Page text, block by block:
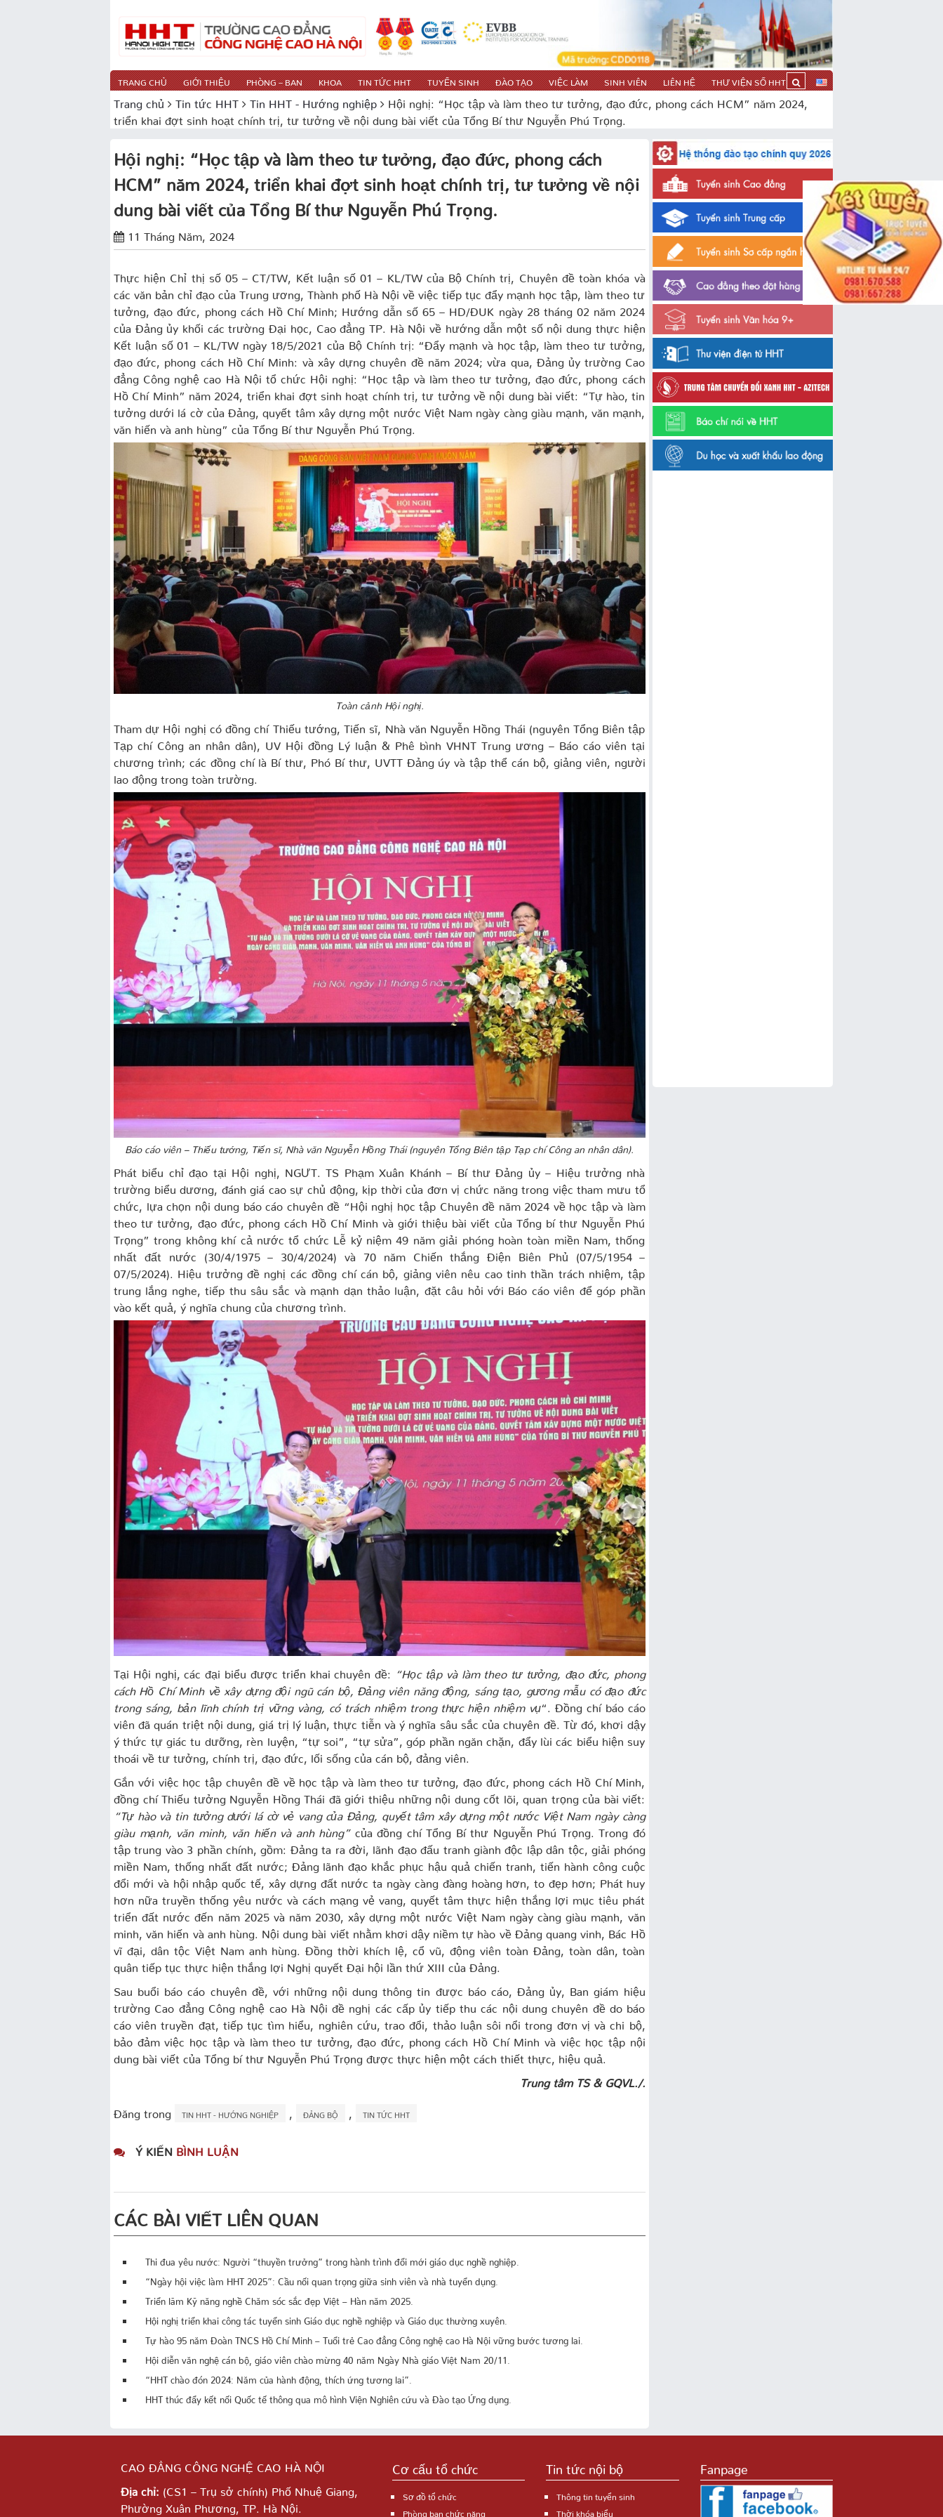
TRANG CHỦ GIỚI THIỆU PHÒNG – BAN KHOA TIN TỨC HHT TUYỂN SINH ĐÀO TẠO VIỆC LÀM SINH VIÊN LIÊN HỆ THƯ VIỆN SỐ HHT
Trang chủ Tin tức HHT Tin HHT - Hướng nghiệp
Hội nghị: “Học tập và làm theo tư tưởng, đạo đức, phong cách HCM” năm 2024,
triển khai đợt sinh hoạt chính trị, tư tưởng về nội dung bài viết của Tổng Bí thư Nguyễn Phú Trọng.
Hội nghị: “Học tập và làm theo tư tưởng, đạo đức, phong cách
HCM” năm 2024, triển khai đợt sinh hoạt chính trị, tư tưởng về nội
dung bài viết của Tổng Bí thư Nguyễn Phú Trọng.
11 Tháng Năm, 2024
Thực hiện Chỉ thị số 05 – CT/TW, Kết luận số 01 – KL/TW của Bộ Chính trị, Chuyên đề toàn khóa và
các văn bản chỉ đạo của Trung ương, Thành phố Hà Nội về việc tiếp tục đẩy mạnh học tập, làm theo tư
tưởng, đạo đức, phong cách Hồ Chí Minh; Hướng dẫn số 65 – HD/ĐUK ngày 28 tháng 02 năm 2024
của Đảng ủy khối các trường Đại học, Cao đẳng TP. Hà Nội về hướng dẫn một số nội dung thực hiện
Kết luận số 01 – KL/TW ngày 18/5/2021 của Bộ Chính trị: “Đẩy mạnh và học tập, làm theo tư tưởng,
đạo đức, phong cách Hồ Chí Minh: và xây dựng chuyên đề năm 2024; vừa qua, Đảng ủy trường Cao
đẳng Công nghệ cao Hà Nội tổ chức Hội nghị: “Học tập và làm theo tư tưởng, đạo đức, phong cách
Hồ Chí Minh” năm 2024, triển khai đợt sinh hoạt chính trị, tư tưởng về nội dung bài viết: “Tự hào, tin
tưởng dưới lá cờ của Đảng, quyết tâm xây dựng một nước Việt Nam ngày càng giàu mạnh, văn mạnh,
văn hiến và anh hùng” của Tổng Bí thư Nguyễn Phú Trọng.
Toàn cảnh Hội nghị.
Tham dự Hội nghị có đồng chí Thiếu tướng, Tiến sĩ, Nhà văn Nguyễn Hồng Thái (nguyên Tổng Biên tập
Tạp chí Công an nhân dân), UV Hội đồng Lý luận & Phê bình VHNT Trung ương – Báo cáo viên tại
chương trình; các đồng chí là Bí thư, Phó Bí thư, UVTT Đảng úy và tập thể cán bộ, giảng viên, người
lao động trong toàn trường.
Báo cáo viên – Thiếu tướng, Tiến sĩ, Nhà văn Nguyễn Hồng Thái (nguyên Tổng Biên tập Tạp chí Công an nhân dân).
Phát biểu chỉ đạo tại Hội nghị, NGƯT. TS Phạm Xuân Khánh – Bí thư Đảng ủy – Hiệu trưởng nhà
trường biểu dương, đánh giá cao sự chủ động, kịp thời của đơn vị chức năng trong việc tham mưu tổ
chức, lựa chọn nội dung báo cáo chuyên đề “Hội nghị học tập Chuyên đề năm 2024 về học tập và làm
theo tư tưởng, đạo đức, phong cách Hồ Chí Minh và giới thiệu bài viết của Tổng bí thư Nguyễn Phú
Trọng” trong không khí cả nước tổ chức Lễ kỷ niệm 49 năm giải phóng hoàn toàn miền Nam, thống
nhất đất nước (30/4/1975 – 30/4/2024) và 70 năm Chiến thắng Điện Biên Phủ (07/5/1954 –
07/5/2024). Hiệu trưởng đề nghị các đồng chí cán bộ, giảng viên nêu cao tinh thần trách nhiệm, tập
trung lắng nghe, tiếp thu sâu sắc và mạnh dạn thảo luận, đặt câu hỏi với Báo cáo viên để góp phần
vào kết quả, ý nghĩa chung của chương trình.
Tại Hội nghị, các đại biểu được triển khai chuyên đề:
“Học tập và làm theo tư tưởng, đạo đức, phong
cách Hồ Chí Minh về xây dựng đội ngũ cán bộ, Đảng viên năng động, sáng tạo, gương mẫu có đạo đức
trong sáng, bản lĩnh chính trị vững vàng, có trách nhiệm trong thực hiện nhiệm vụ“. Đồng chí báo cáo
viên đã quán triệt nội dung, giá trị lý luận, thực tiễn và ý nghĩa sâu sắc của chuyên đề. Từ đó, khơi dậy
ý thức tự giác tu dưỡng, rèn luyện, “tự soi”, “tự sửa”, góp phần ngăn chặn, đẩy lùi các biểu hiện suy
thoái về tư tưởng, chính trị, đạo đức, lối sống của cán bộ, đảng viên.
Gắn với việc học tập chuyên đề về học tập và làm theo tư tưởng, đạo đức, phong cách Hồ Chí Minh,
đồng chí Thiếu tưởng Nguyễn Hồng Thái đã giới thiệu những nội dung cốt lõi, quan trọng của bài viết:
“Tự hào và tin tưởng dưới lá cờ vẻ vang của Đảng, quyết tâm xây dựng một nước Việt Nam ngày càng
giàu mạnh, văn minh, văn hiến và anh hùng”của đồng chí Tổng Bí thư Nguyễn Phú Trọng. Trong đó
tập trung vào 3 phần chính, gồm: Đảng ta ra đời, lãnh đạo đấu tranh giành độc lập dân tộc, giải phóng
miền Nam, thống nhất đất nước; Đảng lãnh đạo khắc phục hậu quả chiến tranh, tiến hành công cuộc
đổi mới và hội nhập quốc tế, xây dựng đất nước ta ngày càng đàng hoàng hơn, to đẹp hơn; Phát huy
hơn nữa truyền thống yêu nước và cách mạng vẻ vang, quyết tâm thực hiện thắng lợi mục tiêu phát
triển đất nước đến năm 2025 và năm 2030, xây dựng một nước Việt Nam ngày càng giàu mạnh, văn
minh, văn hiến và anh hùng. Nội dung bài viết nhằm khơi dậy niềm tự hào về Đảng quang vinh, Bác Hồ
vĩ đại, dân tộc Việt Nam anh hùng. Đồng thời khích lệ, cổ vũ, động viên toàn Đảng, toàn dân, toàn
quân tiếp tục thực hiện thắng lợi Nghị quyết Đại hội lần thứ XIII của Đảng.
Sau buổi báo cáo chuyên đề, với những nội dung thông tin được báo cáo, Đảng ủy, Ban giám hiệu
trường Cao đẳng Công nghệ cao Hà Nội đề nghị các cấp ủy tiếp thu các nội dung chuyên đề do báo
cáo viên truyền đạt, tiếp tục tìm hiểu, nghiên cứu, trao đổi, thảo luận sôi nổi trong đơn vị và chi bộ,
bảo đảm việc học tập và làm theo tư tưởng, đạo đức, phong cách Hồ Chí Minh và việc học tập nội
dung bài viết của Tổng bí thư Nguyễn Phú Trọng được thực hiện một cách thiết thực, hiệu quả.
Trung tâm TS & GQVL./.
Đăng trong TIN HHT - HƯỚNG NGHIỆP ĐẢNG BỘ TIN TỨC HHT
Ý KIẾN BÌNH LUẬN
CÁC BÀI VIẾT LIÊN QUAN
Thi đua yêu nước: Người “thuyền trưởng” trong hành trình đổi mới giáo dục nghề nghiệp.
“Ngày hội việc làm HHT 2025”: Cầu nối quan trọng giữa sinh viên và nhà tuyển dụng.
Triển lãm Kỹ năng nghề Chăm sóc sắc đẹp Việt – Hàn năm 2025.
Hội nghị triển khai công tác tuyển sinh Giáo dục nghề nghiệp và Giáo dục thường xuyên.
Tự hào 95 năm Đoàn TNCS Hồ Chí Minh – Tuổi trẻ Cao đẳng Công nghệ cao Hà Nội vững bước tương lai.
Hội diễn văn nghệ cán bộ, giáo viên chào mừng 40 năm Ngày Nhà giáo Việt Nam 20/11.
“HHT chào đón 2024: Năm của hành động, thích ứng tương lai”.
HHT thúc đẩy kết nối Quốc tế thông qua mô hình Viện Nghiên cứu và Đào tạo Ứng dụng.
CAO ĐẲNG CÔNG NGHỆ CAO HÀ NỘI
Địa chỉ: (CS1 – Trụ sở chính) Phố Nhuệ Giang,
Phường Xuân Phương, TP. Hà Nội.
Cơ cấu tổ chức
Sơ đồ tổ chức
Phòng ban chức năng
Tin tức nội bộ
Thông tin tuyển sinh
Thời khóa biểu
Fanpage